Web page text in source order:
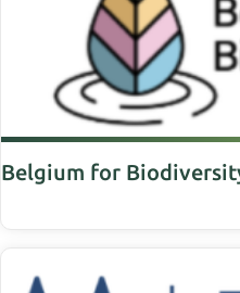
Belgium for